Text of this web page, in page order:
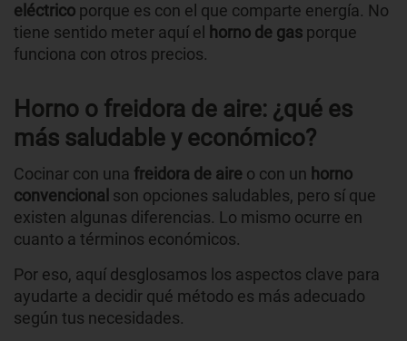
eléctrico porque es con el que comparte energía. No
tiene sentido meter aquí el
horno de gas porque
funciona con otros precios.
Horno o freidora de aire: ¿qué es
más saludable y económico?
Cocinar con una freidora de aire o con un horno
convencional son opciones saludables, pero sí que
existen algunas diferencias. Lo mismo ocurre en
cuanto a términos económicos.
Por eso, aquí desglosamos los aspectos clave para
ayudarte a decidir qué método es más adecuado
según tus necesidades.